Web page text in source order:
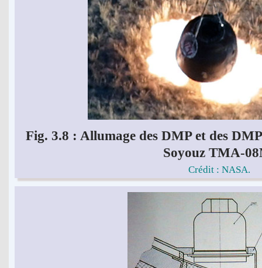
Fig. 3.8 : Allumage des DMP et des
Soyouz TMA-
Crédit : NASA.